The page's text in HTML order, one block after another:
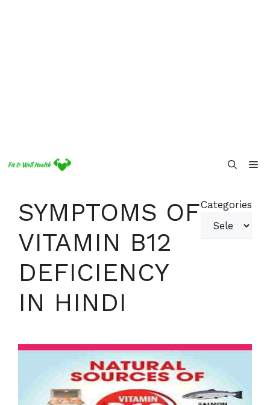
SYMPTOMS OF
VITAMIN B12
DEFICIENCY
IN HINDI
Categories